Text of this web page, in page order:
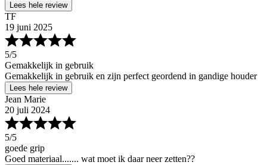
Lees hele review
TF
19 juni 2025
5/5
Gemakkelijk in gebruik
Gemakkelijk in gebruik en zijn perfect geordend in gandige houder
Lees hele review
Jean Marie
20 juli 2024
5/5
goede grip
Goed materiaal....... wat moet ik daar neer zetten??